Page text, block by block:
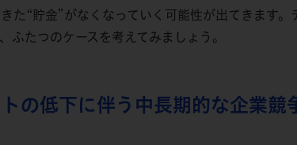
た“貯金”がなくなっていく可能性が出てきます
ふたつのケースを考えてみましょう。
低下に伴う中長期的な企業競